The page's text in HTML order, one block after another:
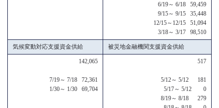
6/19～ 6/18 59,459
9/15～ 9/15 35,448
12/15～12/15 51,094
3/18～ 3/17 98,510
気候変動対応支援資金供給 被災地金融機関支援資金供給
142,065
7/19～ 7/18 72,361
1/30～ 1/30 69,704
517
5/12～ 5/12 181
5/17～ 5/12 0
8/19～ 8/18 279